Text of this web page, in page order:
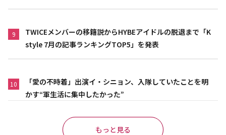
9
TWICEメンバーの移籍説からHYBEアイドルの脱退まで「K
style 7月の記事ランキングTOP5」を発表
10
「愛の不時着」出演イ・シニョン、入隊していたことを明
かす“軍生活に集中したかった”
もっと見る